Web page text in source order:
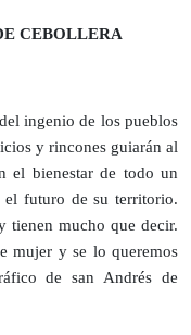
CEBOLLERA
ingenio de los pueblos
y rincones guiarán al
el bienestar de todo un
el futuro de su territorio.
tienen mucho que decir.
mujer y se lo queremos
de san Andrés de